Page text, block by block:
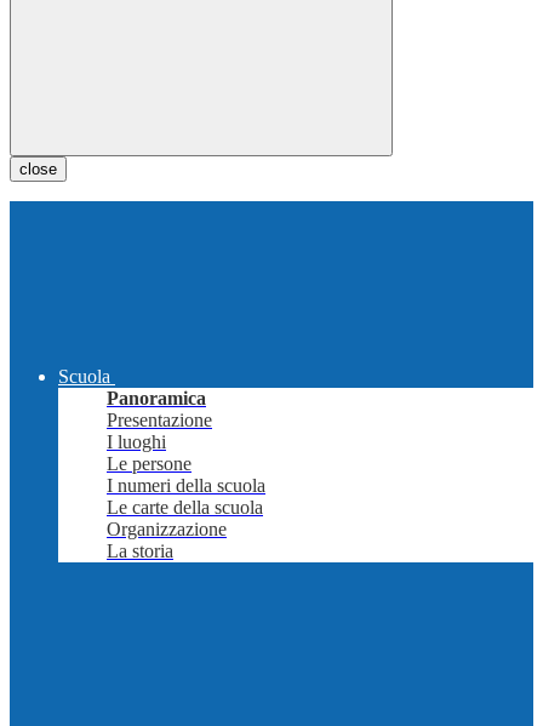
close
Scuola
Panoramica
Presentazione
I luoghi
Le persone
I numeri della scuola
Le carte della scuola
Organizzazione
La storia